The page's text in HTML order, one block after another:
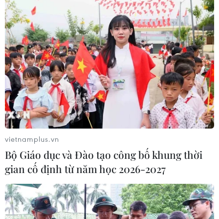
đưa vào vận hành phục vụ Hội nghị APEC 2027.
vietnamplus.vn
Bộ Giáo dục và Đào tạo công bố khung thời
gian cố định từ năm học 2026-2027